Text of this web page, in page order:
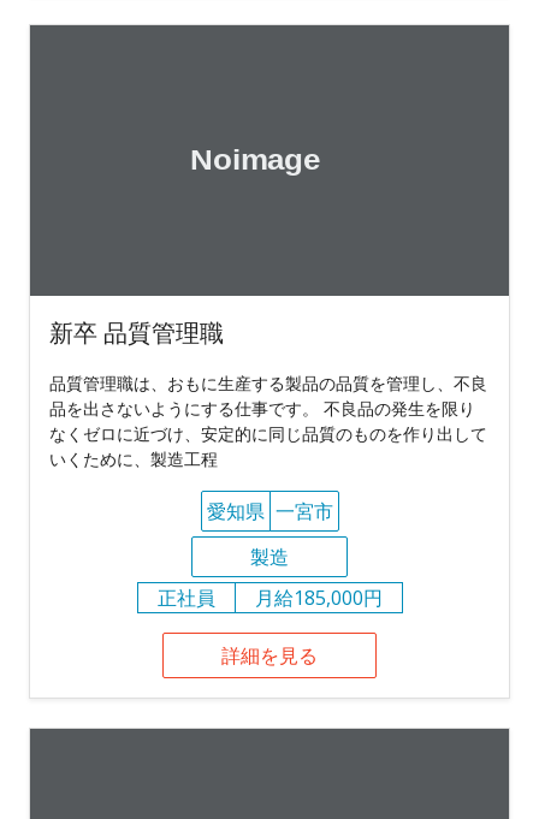
新卒 品質管理職
品質管理職は、おもに生産する製品の品質を管理し、不良
品を出さないようにする仕事です。 不良品の発生を限り
なくゼロに近づけ、安定的に同じ品質のものを作り出して
いくために、製造工程
愛知県 一宮市
製造
正社員
月給185,000円
詳細を見る